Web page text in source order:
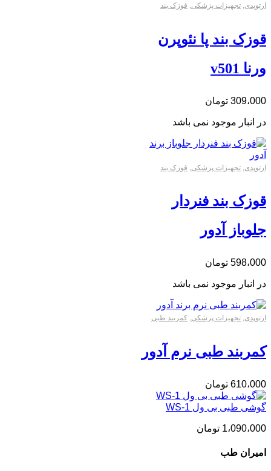
ارتوپدی تجهیزات پزشکی قوزک بند
قوزک بند پا نئوپرن
ورنا v501
309،000 تومان
در انبار موجود نمی باشد
ارتوپدی تجهیزات پزشکی قوزک بند
قوزک بند فنردار
جلوباز آدور
598،000 تومان
در انبار موجود نمی باشد
ارتوپدی, تجهیزات پزشکی, کمربند طبی
کمربند طبی نرم آدور
610،000 تومان
گوشی طبی بی ول WS-1
1،090،000 تومان
امیران طب